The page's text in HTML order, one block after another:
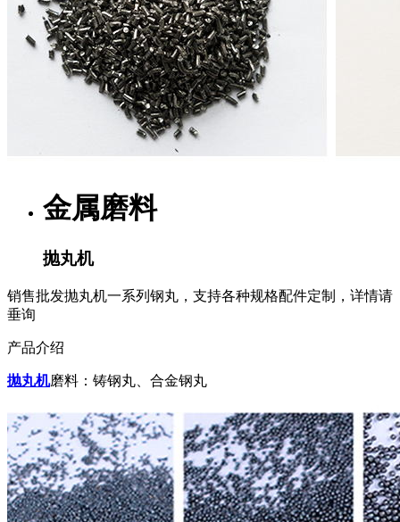
金属磨料
抛丸机
销售批发抛丸机一系列钢丸，支持各种规格配件定制，详情请
垂询
产品介绍
抛丸机磨料：铸钢丸、合金钢丸